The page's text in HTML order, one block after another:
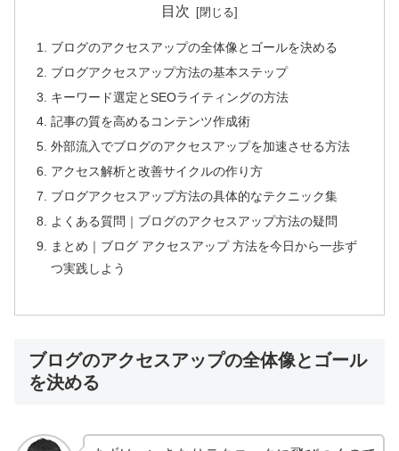
目次
ブログのアクセスアップの全体像とゴールを決める
ブログアクセスアップ方法の基本ステップ
キーワード選定とSEOライティングの方法
記事の質を高めるコンテンツ作成術
外部流入でブログのアクセスアップを加速させる方法
アクセス解析と改善サイクルの作り方
ブログアクセスアップ方法の具体的なテクニック集
よくある質問｜ブログのアクセスアップ方法の疑問
まとめ｜ブログ アクセスアップ 方法を今日から一歩ず
つ実践しよう
ブログのアクセスアップの全体像とゴール
を決める